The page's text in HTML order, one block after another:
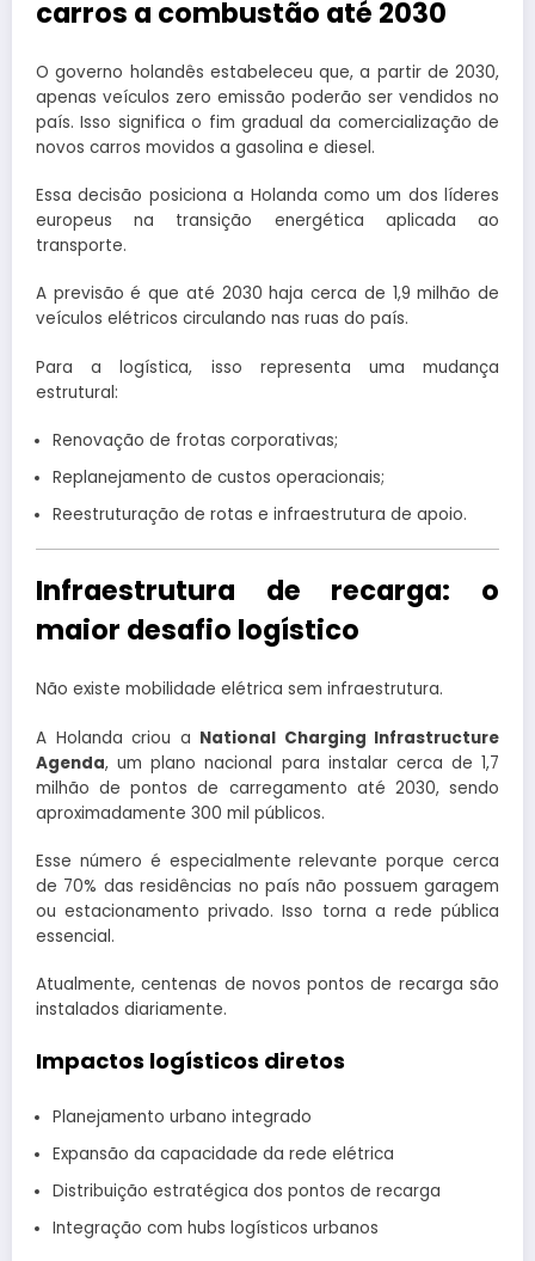
carros a combustão até 2030
O governo holandês estabeleceu que, a partir de 2030,
apenas veículos zero emissão poderão ser vendidos no
país. Isso significa o fim gradual da comercialização de
novos carros movidos a gasolina e diesel.
Essa decisão posiciona a Holanda como um dos líderes
europeus na transição energética aplicada ao
transporte.
A previsão é que até 2030 haja cerca de 1,9 milhão de
veículos elétricos circulando nas ruas do país.
Para a logística, isso representa uma mudança
estrutural:
Renovação de frotas corporativas;
Replanejamento de custos operacionais;
Reestruturação de rotas e infraestrutura de apoio.
Infraestrutura de recarga: o
maior desafio logístico
Não existe mobilidade elétrica sem infraestrutura.
A Holanda criou a National Charging Infrastructure
Agenda, um plano nacional para instalar cerca de 1,7
milhão de pontos de carregamento até 2030, sendo
aproximadamente 300 mil públicos.
Esse número é especialmente relevante porque cerca
de 70% das residências no país não possuem garagem
ou estacionamento privado. Isso torna a rede pública
essencial.
Atualmente, centenas de novos pontos de recarga são
instalados diariamente.
Impactos logísticos diretos
Planejamento urbano integrado
Expansão da capacidade da rede elétrica
Distribuição estratégica dos pontos de recarga
Integração com hubs logísticos urbanos